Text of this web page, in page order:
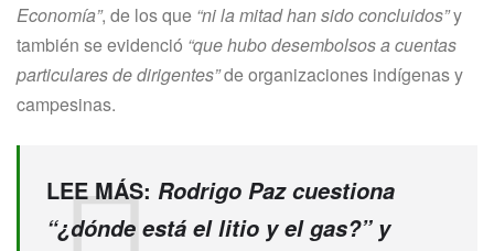
Economía”, de los que “ni la mitad han sido concluidos”y
también se evidenció “que hubo desembolsos a cuentas
particulares de dirigentes”de organizaciones indígenas y
campesinas.
LEE MÁS: Rodrigo Paz cuestiona
“¿dónde está el litio y el gas?” y